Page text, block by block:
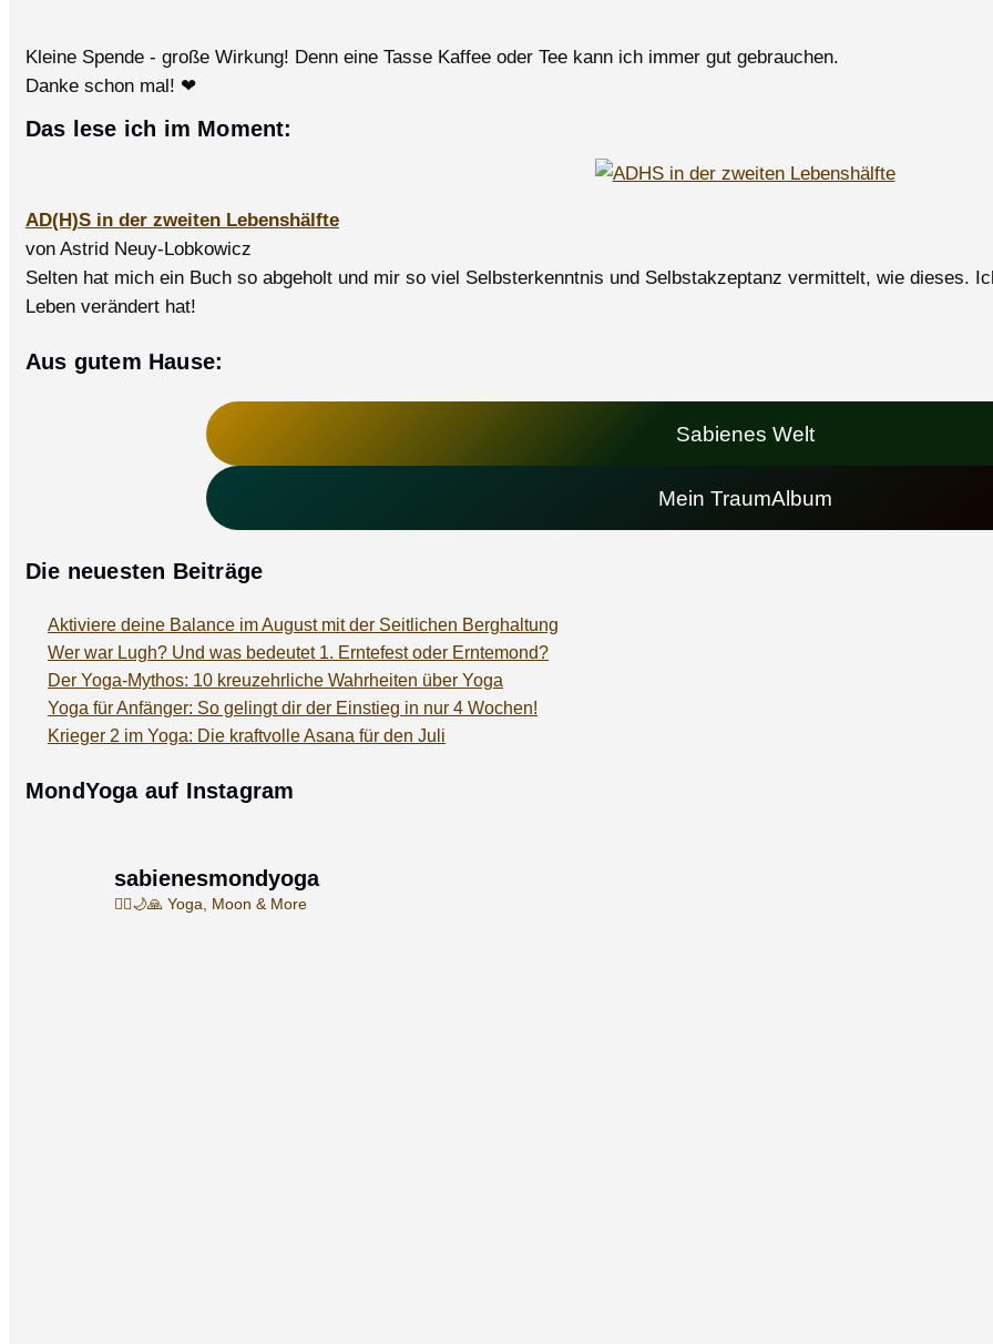
Kleine Spende - große Wirkung! Denn eine Tasse Kaffee oder Tee kann ich immer gut gebrauchen.
Danke schon mal! ❤
Das lese ich im Moment:
AD(H)S in der zweiten Lebenshälfte
von Astrid Neuy-Lobkowicz
Selten hat mich ein Buch so abgeholt und mir so viel Selbsterkenntnis und Selbstakzeptanz vermittelt, wie dieses.
Leben verändert hat!
Aus gutem Hause:
Sabienes Welt
Mein TraumAlbum
Die neuesten Beiträge
Aktiviere deine Balance im August mit der Seitlichen Berghaltung
Wer war Lugh? Und was bedeutet 1. Erntefest oder Erntemond?
Der Yoga-Mythos: 10 kreuzehrliche Wahrheiten über Yoga
Yoga für Anfänger: So gelingt dir der Einstieg in nur 4 Wochen!
Krieger 2 im Yoga: Die kraftvolle Asana für den Juli
MondYoga auf Instagram
sabienesmondyoga
🧘‍♀️🌙🙏 Yoga, Moon & More